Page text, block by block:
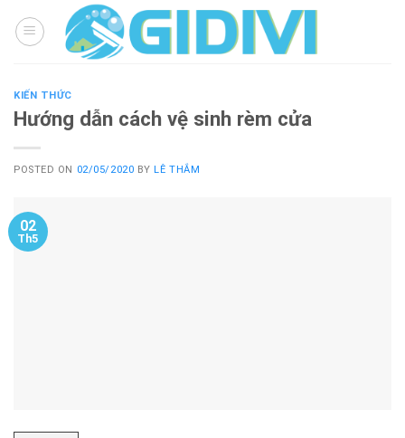
KIẾN THỨC
Hướng dẫn cách vệ sinh rèm cửa
POSTED ON 02/05/2020 BY LÊ THẮM
02
Th5